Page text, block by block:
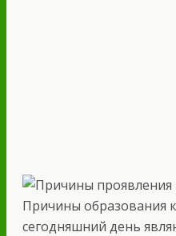
Причины образования
сегодняшний день